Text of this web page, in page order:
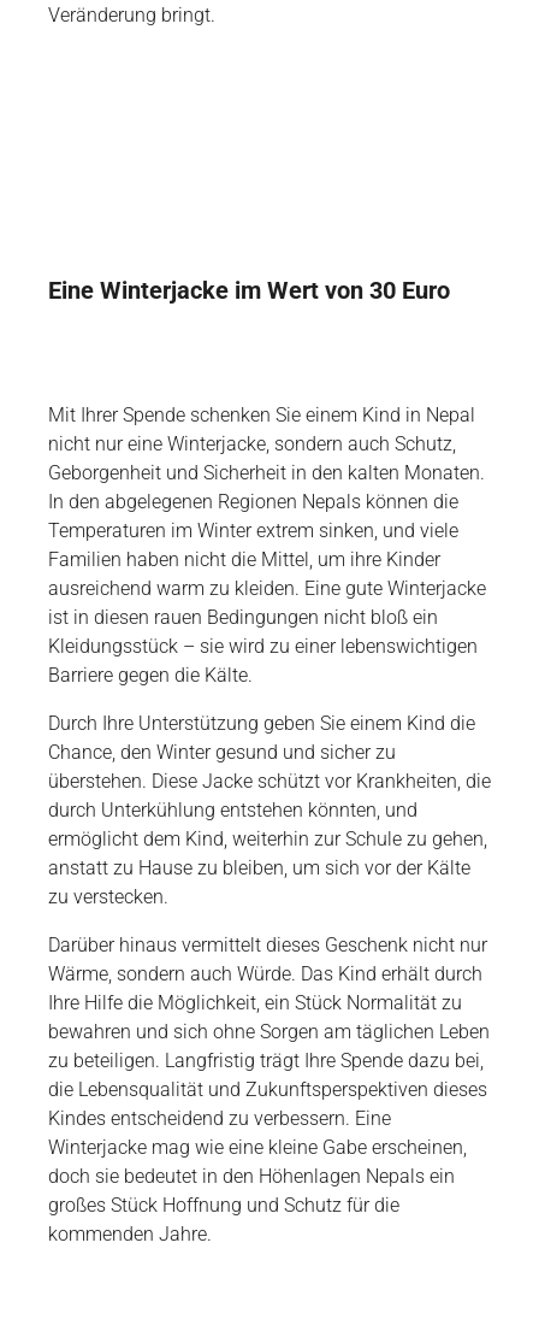
Veränderung bringt.
Eine Winterjacke im Wert von 30 Euro
Mit Ihrer Spende schenken Sie einem Kind in Nepal
nicht nur eine Winterjacke, sondern auch Schutz,
Geborgenheit und Sicherheit in den kalten Monaten.
In den abgelegenen Regionen Nepals können die
Temperaturen im Winter extrem sinken, und viele
Familien haben nicht die Mittel, um ihre Kinder
ausreichend warm zu kleiden. Eine gute Winterjacke
ist in diesen rauen Bedingungen nicht bloß ein
Kleidungsstück – sie wird zu einer lebenswichtigen
Barriere gegen die Kälte.
Durch Ihre Unterstützung geben Sie einem Kind die
Chance, den Winter gesund und sicher zu
überstehen. Diese Jacke schützt vor Krankheiten, die
durch Unterkühlung entstehen könnten, und
ermöglicht dem Kind, weiterhin zur Schule zu gehen,
anstatt zu Hause zu bleiben, um sich vor der Kälte
zu verstecken.
Darüber hinaus vermittelt dieses Geschenk nicht nur
Wärme, sondern auch Würde. Das Kind erhält durch
Ihre Hilfe die Möglichkeit, ein Stück Normalität zu
bewahren und sich ohne Sorgen am täglichen Leben
zu beteiligen. Langfristig trägt Ihre Spende dazu bei,
die Lebensqualität und Zukunftsperspektiven dieses
Kindes entscheidend zu verbessern. Eine
Winterjacke mag wie eine kleine Gabe erscheinen,
doch sie bedeutet in den Höhenlagen Nepals ein
großes Stück Hoffnung und Schutz für die
kommenden Jahre.